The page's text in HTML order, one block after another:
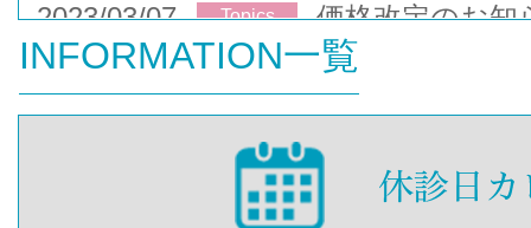
2023/03/07
Topics 価格改定のお知
INFORMATION一覧